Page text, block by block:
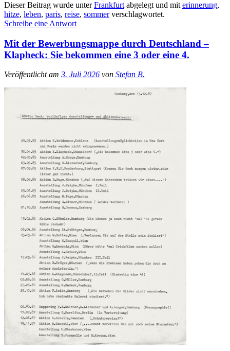
Dieser Beitrag wurde unterFrankfurt abgelegt und mit erinnerung,
hitze, leben, paris, reise, sommerverschlagwortet.
Schreibe eine Antwort
Mit der Bewerbungsmappe durch Deutschland –
Klapheck: Sie bekommen eine 3 oder eine 4.
Veröffentlicht am 3. Juli 2026 von Stefan B.